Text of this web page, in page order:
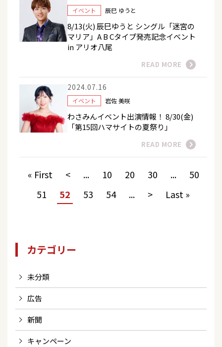
イベント 辰巳 ゆうと
8/13(火) 辰巳ゆうと シングル「迷宮の
マリア」A B Cタイプ発売記念イベント
in アリオ八尾
READ MORE
2024.07.16
イベント 岩佐 美咲
わさみんイベント出演情報！ 8/30(金)
「第15回ハマサイトの夏祭り」
READ MORE
« First < ... 10 20 30 ...
50
51
52 53 54 ... > Last »
カテゴリー
未分類
広告
新聞
キャンペーン